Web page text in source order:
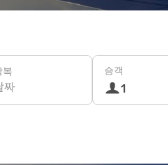
복
짜
승객
1